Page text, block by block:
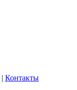
| Контакты